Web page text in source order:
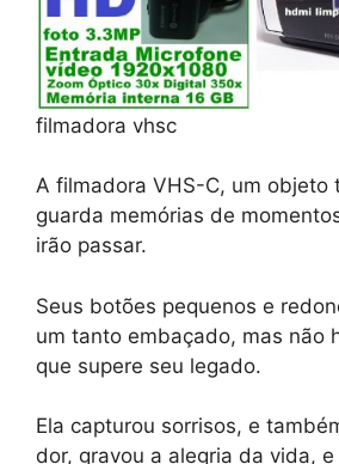
filmadora vhsc
A filmadora VHS-C, um objeto
guarda memórias de
irão passar.
Seus botões pequenos e
um tanto embaçado, mas não
que supere seu legado.
Ela capturou sorrisos, e
dor, gravou a alegria da vida,